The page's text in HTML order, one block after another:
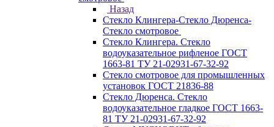
Назад
Стекло Клингера-Стекло Дюренса-
Стекло смотровое
Стекло Клингера. Стекло
водоуказательное рифленое ГОСТ
1663-81 ТУ 21-02931-67-32-92
Стекло смотровое для промышленных
установок ГОСТ 21836-88
Стекло Дюренса. Стекло
водоуказательное гладкое ГОСТ 1663-
81 ТУ 21-02931-67-32-92